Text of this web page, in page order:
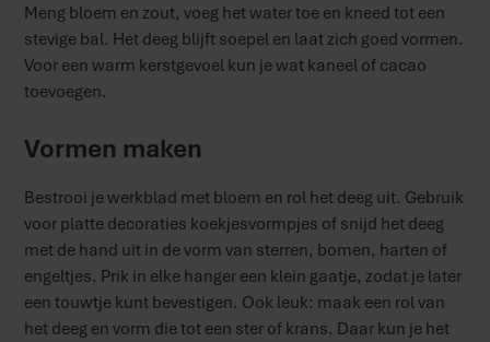
Meng bloem en zout, voeg het water toe en kneed tot een
stevige bal. Het deeg blijft soepel en laat zich goed vormen.
Voor een warm kerstgevoel kun je wat kaneel of cacao
toevoegen.
Vormen maken
Bestrooi je werkblad met bloem en rol het deeg uit. Gebruik
voor platte decoraties koekjesvormpjes of snijd het deeg
met de hand uit in de vorm van sterren, bomen, harten of
engeltjes. Prik in elke hanger een klein gaatje, zodat je later
een touwtje kunt bevestigen. Ook leuk: maak een rol van
het deeg en vorm die tot een ster of krans. Daar kun je het